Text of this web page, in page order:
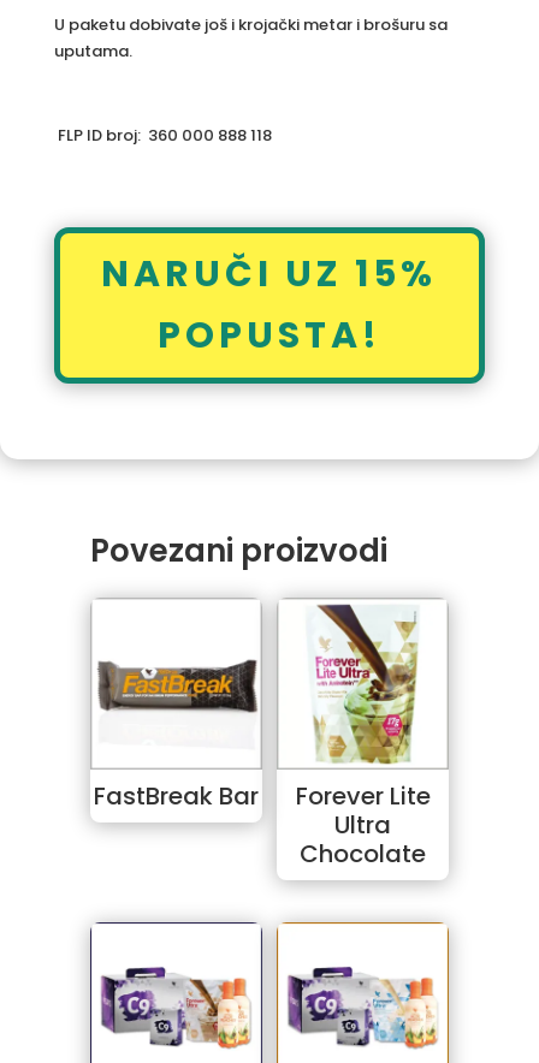
U paketu dobivate još i krojački metar i brošuru sa
uputama.
FLP ID broj: 360 000 888 118
NARUČI UZ 15%
POPUSTA!
Povezani proizvodi
FastBreak Bar
Forever Lite
Ultra
Chocolate